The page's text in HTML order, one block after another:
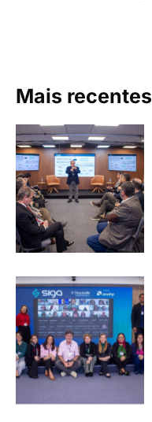
Mais recentes